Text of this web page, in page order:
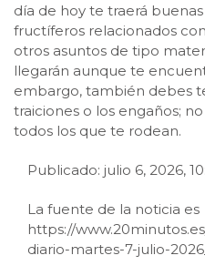
día de hoy te traerá
fructíferos relacionados
otros asuntos de tipo
llegarán aunque te
embargo, también debes
traiciones o los engaños;
todos los que te rodean.
Publicado: julio 6, 2026,
La fuente de la noticia es
https://
diario-martes-7-julio-